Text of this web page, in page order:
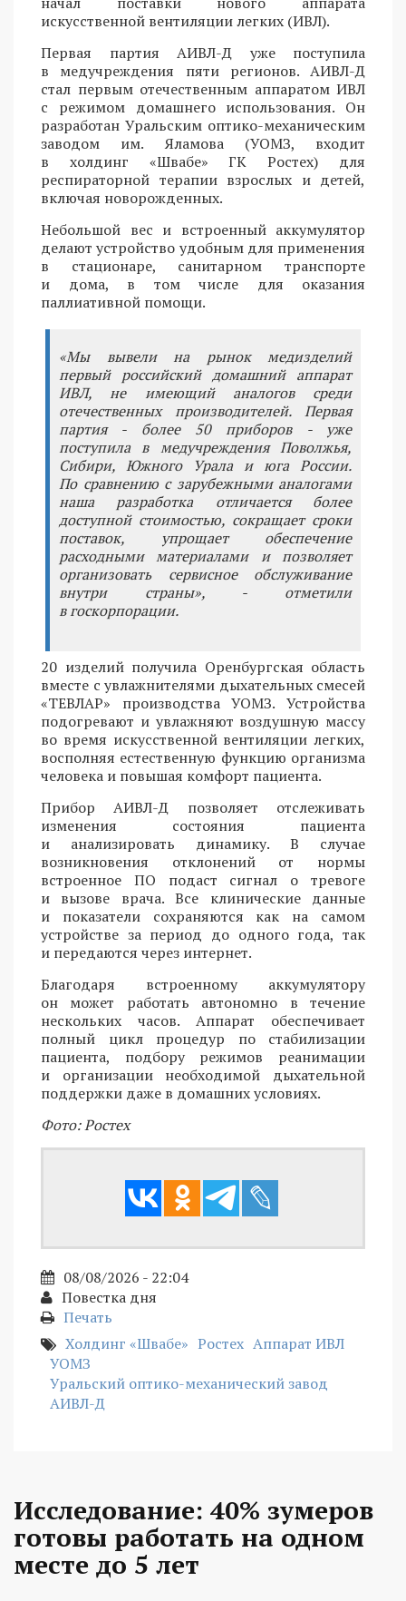
искусственной вентиляции легких (ИВЛ).
Первая партия АИВЛ-Д уже поступила
в медучреждения пяти регионов. АИВЛ-Д
стал первым отечественным аппаратом ИВЛ
с режимом домашнего использования. Он
разработан Уральским оптико-механическим
заводом им. Яламова (УОМЗ, входит
в холдинг «Швабе» ГК Ростех) для
респираторной терапии взрослых и детей,
включая новорожденных.
Небольшой вес и встроенный аккумулятор
делают устройство удобным для применения
в стационаре, санитарном транспорте
и дома, в том числе для оказания
паллиативной помощи.
«Мы вывели на рынок медизделий
первый российский домашний аппарат
ИВЛ, не имеющий аналогов среди
отечественных производителей. Первая
партия - более 50 приборов - уже
поступила в медучреждения Поволжья,
Сибири, Южного Урала и юга России.
По сравнению с зарубежными аналогами
наша разработка отличается более
доступной стоимостью, сокращает сроки
поставок, упрощает обеспечение
расходными материалами и позволяет
организовать сервисное обслуживание
внутри страны», - отметили
в госкорпорации.
20 изделий получила Оренбургская область
вместе с увлажнителями дыхательных смесей
«ТЕВЛАР» производства УОМЗ. Устройства
подогревают и увлажняют воздушную массу
во время искусственной вентиляции легких,
восполняя естественную функцию организма
человека и повышая комфорт пациента.
Прибор АИВЛ-Д позволяет отслеживать
изменения состояния пациента
и анализировать динамику. В случае
возникновения отклонений от нормы
встроенное ПО подаст сигнал о тревоге
и вызове врача. Все клинические данные
и показатели сохраняются как на самом
устройстве за период до одного года, так
и передаются через интернет.
Благодаря встроенному аккумулятору
он может работать автономно в течение
нескольких часов. Аппарат обеспечивает
полный цикл процедур по стабилизации
пациента, подбору режимов реанимации
и организации необходимой дыхательной
поддержки даже в домашних условиях.
Фото: Ростех
08/08/2026 - 22:04
Повестка дня
Печать
Холдинг «Швабе» Ростех Аппарат ИВЛ
УОМЗ
Уральский оптико-механический завод
АИВЛ-Д
Исследование: 40% зумеров
готовы работать на одном
месте до 5 лет